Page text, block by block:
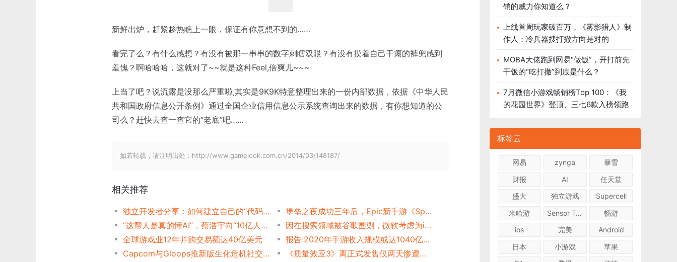
新鲜出炉，赶紧趁热瞧上一眼，保证有你意想不到的……
看完了么？有什么感想？有没有被那一串串的数字刺瞎双眼？有没有摸着自己干瘪的裤兜感到
羞愧？啊哈哈哈，这就对了~~就是这种Feel,倍爽儿~~~
上当了吧？说流露是没那么严重啦,其实是9K9K特意整理出来的一份内部数据，依据《中华人民
共和国政府信息公开条例》通过全国企业信用信息公示系统查询出来的数据，有你想知道的公
司么？赶快去查一查它的“老底”吧……
如若转载，请注明出处：http://www.gamelook.com.cn/2014/03/148187/
相关推荐
独立开发者分享：如何建立自己的“代码库”、让新项目研发更容易？
堡垒之夜成功三年后，Epic新手游《Spyjinx》能否再扮黑马？
“这帮人是真的懂AI”，蔡浩宇向“10亿人虚拟世界”迈进一大步？
因在搜索领域被谷歌围剿，微软考虑为iPhone推出“超级应用”
全球游戏业12年并购交易额达40亿美元
报告:2020年手游收入规模或达1040亿美元
Capcom与Gloops推新版生化危机社交手游
《质量效应3》离正式发售仅两天惨遭泄露
销的威力你知道么？
上线首周玩家破百万，《雾影猎人》制
作人：冷兵器搜打撤方向是对的
MOBA大佬跑到网易“做饭”，开打前先
干饭的“吃打撤”到底是什么？
7月微信小游戏畅销榜Top 100：《我
的花园世界》登顶、三七6款入榜领跑
标签云
网易 zynga
暴雪
财报
AI
任天堂
盛大
独立游戏
Supercell
米哈游
Sensor Tower
畅游
ios
完美
Android
日本
小游戏
苹果